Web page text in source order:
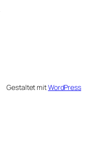
Gestaltet mitWordPress